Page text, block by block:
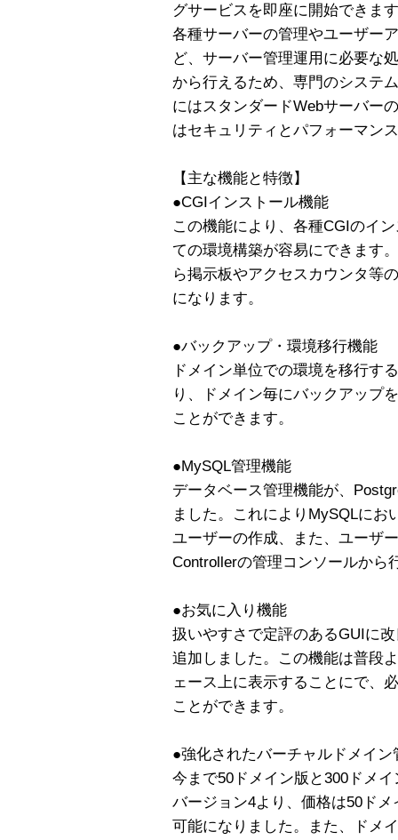
グサービスを即座に開始できま
各種サーバーの管理やユーザー
ど、サーバー管理運用に必要な
から行えるため、専門のシステ
にはスタンダードWebサーバー
はセキュリティとパフォーマン
【主な機能と特徴】
●CGIインストール機能
この機能により、各種CGIのイ
ての環境構築が容易にできます
ら掲示板やアクセスカウンタ等
になります。
●バックアップ・環境移行機能
ドメイン単位での環境を移行す
り、ドメイン毎にバックアップ
ことができます。
●MySQL管理機能
データベース管理機能が、
ました。これによりMySQLにお
ユーザーの作成、また、ユーザ
Controllerの管理コンソールから
●お気に入り機能
扱いやすさで定評のあるGUIに
追加しました。この機能は普段
ェース上に表示することにで、
ことができます。
●強化されたバーチャルドメイン
今まで50ドメイン版と300ドメ
バージョン4より、価格は50ド
可能になりました。また、ドメ